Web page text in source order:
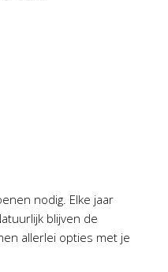
nodig. Elke jaar
blijven de
allerlei opties met je